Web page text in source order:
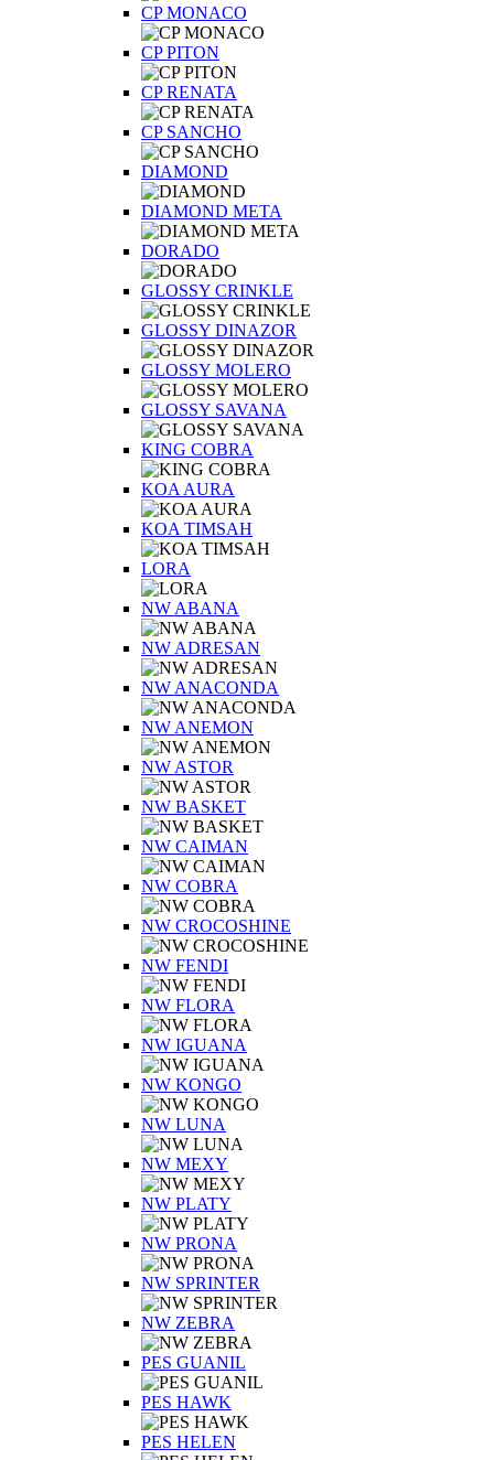
CP MONACO
CP PITON
CP RENATA
CP SANCHO
DIAMOND
DIAMOND META
DORADO
GLOSSY CRINKLE
GLOSSY DINAZOR
GLOSSY MOLERO
GLOSSY SAVANA
KING COBRA
KOA AURA
KOA TIMSAH
LORA
NW ABANA
NW ADRESAN
NW ANACONDA
NW ANEMON
NW ASTOR
NW BASKET
NW CAIMAN
NW COBRA
NW CROCOSHINE
NW FENDI
NW FLORA
NW IGUANA
NW KONGO
NW LUNA
NW MEXY
NW PLATY
NW PRONA
NW SPRINTER
NW ZEBRA
PES GUANIL
PES HAWK
PES HELEN